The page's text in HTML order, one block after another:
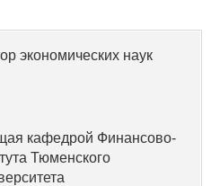
экономических наук
кафедрой Финансово-
Тюменского